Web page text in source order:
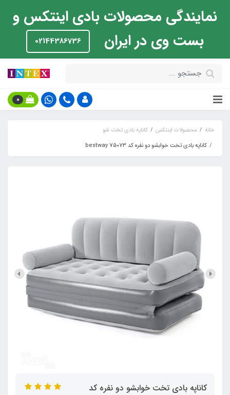
نمایندگی محصولات بادی اینتکس و
بست وی در ایران
02144386736
0
خانه محصولات اینتکس
کاناپه بادی تخت شو
کاناپه بادی تخت خوابشو دو نفره کد bestway 75073
کاناپه بادی تخت خوابشو دو نفره کد